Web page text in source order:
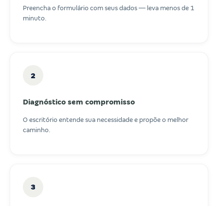
Preencha o formulário com seus dados — leva menos de 1
minuto.
2
Diagnóstico sem compromisso
O escritório entende sua necessidade e propõe o melhor
caminho.
3